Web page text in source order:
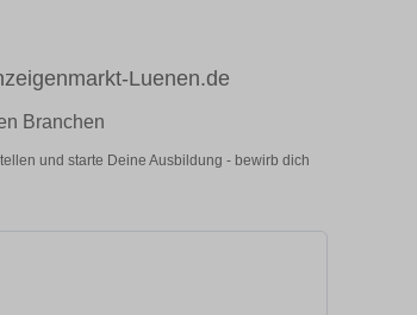
Luenen.de
Branchen
und starte Deine Ausbildung - bewirb dich